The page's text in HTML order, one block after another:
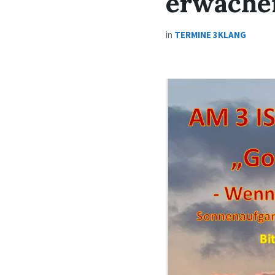
in TERMINE 3KLANG